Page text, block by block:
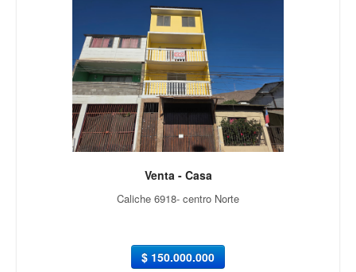
Venta - Casa
Caliche 6918- centro Norte
$ 150.000.000